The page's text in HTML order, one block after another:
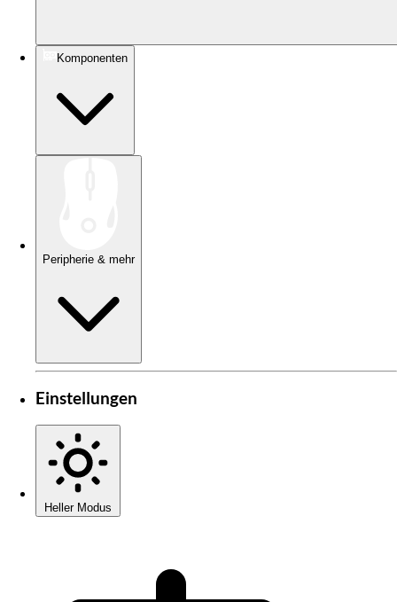
Komponenten
Peripherie & mehr
Einstellungen
Heller Modus